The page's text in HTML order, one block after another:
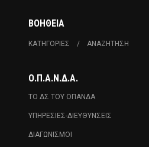
ΒΟΉΘΕΙΑ
ΚΑΤΗΓΟΡΊΕΣ ΑΝΑΖΉΤΗΣΗ
Ο.Π.Α.Ν.Δ.Α.
ΤΟ ΔΣ ΤΟΥ ΟΠΑΝΔΑ
ΥΠΗΡΕΣΊΕΣ-ΔΙΕΥΘΎΝΣΕΙΣ
ΔΙΑΓΩΝΙΣΜΟΊ